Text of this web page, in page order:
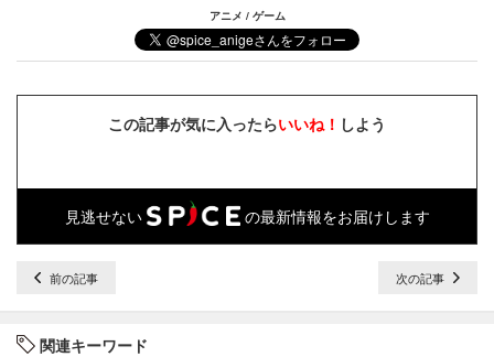
アニメ / ゲーム
この記事が気に入ったらいいね！ しよう
見逃せない の最新情報をお届けします
前の記事 次の記事
関連キーワード